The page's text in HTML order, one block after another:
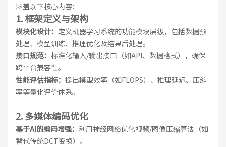
涵盖以下核心内容：
1. 框架定义与架构
模块化设计： 定义机器学习系统的功能模块层级，包括数据预
处理、模型训练、推理优化及结果后处理。
接口规范： 标准化输入/输出接口（如API、数据格式），确保
跨平台兼容性。
性能评估指标： 提出模型效率（如FLOPS）、推理延迟、压缩
率等量化评价体系。
2. 多媒体编码优化
基于AI的编码增强： 利用神经网络优化视频/图像压缩算法（如
替代传统DCT变换）。